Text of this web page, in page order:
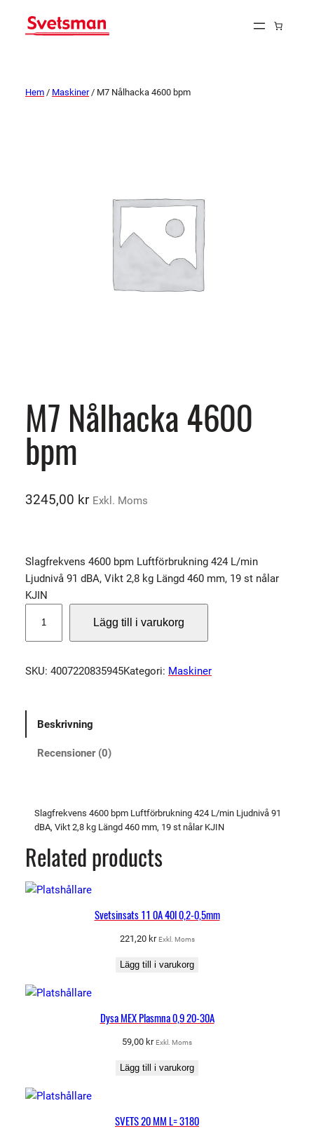
Hem / Maskiner/ M7 Nålhacka 4600 bpm
M7 Nålhacka 4600
bpm
3245,00 kr Exkl. Moms
Slagfrekvens 4600 bpm Luftförbrukning 424 L/min
Ljudnivå 91 dBA, Vikt 2,8 kg Längd 460 mm, 19 st nålar
KJIN
N
l
a
b
p
m
Lägg till i varukorg
SKU: 4007220835945Kategori: Maskiner
Beskrivning
Recensioner (0)
Slagfrekvens 4600 bpm Luftförbrukning 424 L/min Ljudnivå 91
dBA, Vikt 2,8 kg Längd 460 mm, 19 st nålar KJIN
Related products
Svetsinsats 11 0A 40l 0,2-0,5mm
221,20 kr Exkl. Moms
Lägg till i varukorg
Dysa MEX Plasmna 0,9 20-30A
59,00 kr Exkl. Moms
Lägg till i varukorg
SVETS 20 MM L= 3180